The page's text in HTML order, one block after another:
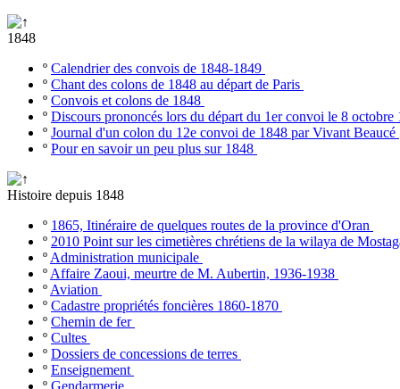
1848
º Calendrier des convois de 1848-1849
º Chant des colons de 1848 au départ de Paris
º Convois et colons de 1848
º Discours prononcés lors du départ du 1er convoi le 8 octobre
º Journal d'un colon du 12e convoi de 1848 par Vivant Beaucé
º Pour en savoir un peu plus sur 1848
Histoire depuis 1848
º 1865, Itinéraire de quelques routes de la province d'Oran
º 2010 Point sur les cimetières chrétiens de la wilaya de
º Administration municipale
º Affaire Zaoui, meurtre de M. Aubertin, 1936-1938
º Aviation
º Cadastre propriétés foncières 1860-1870
º Chemin de fer
º Cultes
º Dossiers de concessions de terres
º Enseignement
º Gendarmerie